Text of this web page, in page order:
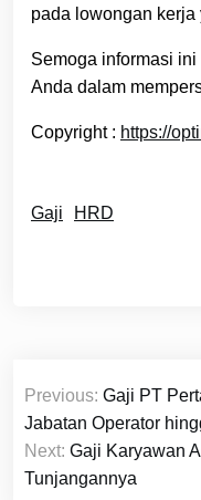
pada lowongan kerja
Semoga informasi
Anda dalam
Copyright : https://
Gaji HRD
Navigasi
pos
Previous: Gaji PT
Jabatan Operator
Next: Gaji Karyawan
Tunjangannya